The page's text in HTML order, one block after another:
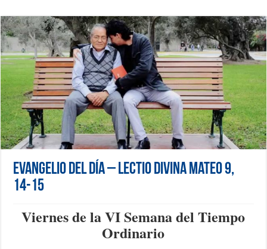
Evangelio del día – Lectio Divina Mateo 9,
14-15
Viernes de la VI Semana del Tiempo
Ordinario